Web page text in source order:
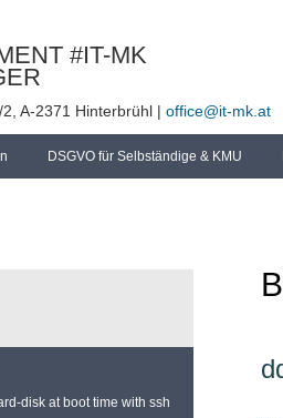
#IT-MK
A-2371 Hinterbrühl |office@it-mk.at
DSGVO für Selbständige & KMU
disk at boot time with ssh